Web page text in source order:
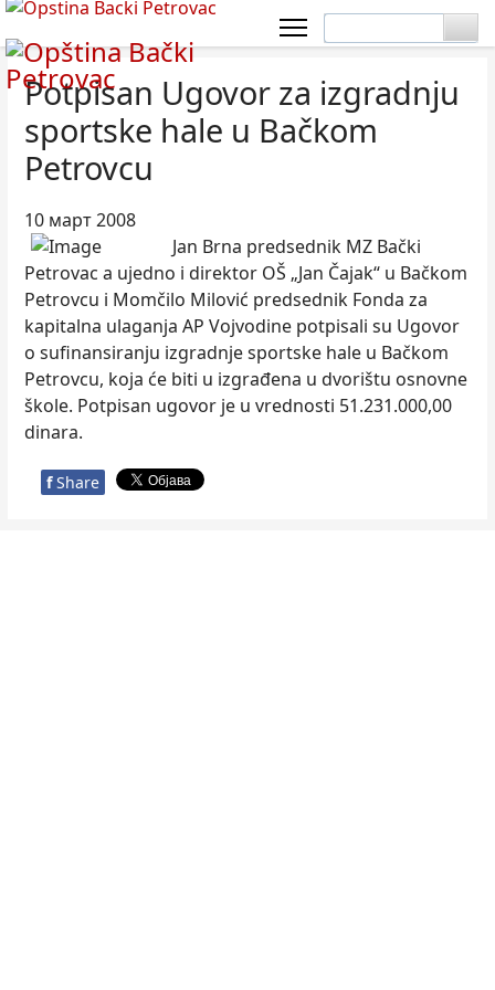
Potpisan Ugovor za izgradnju
sportske hale u Bačkom
Petrovcu
10 март 2008
Jan Brna predsednik MZ Bački
Petrovac a ujedno i direktor OŠ „Jan Čajak“ u Bačkom
Petrovcu i Momčilo Milović predsednik Fonda za
kapitalna ulaganja AP Vojvodine potpisali su Ugovor
o sufinansiranju izgradnje sportske hale u Bačkom
Petrovcu, koja će biti u izgrađena u dvorištu osnovne
škole. Potpisan ugovor je u vrednosti 51.231.000,00
dinara.
f Share